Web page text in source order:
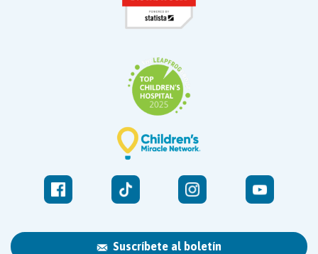
Suscríbete al boletín